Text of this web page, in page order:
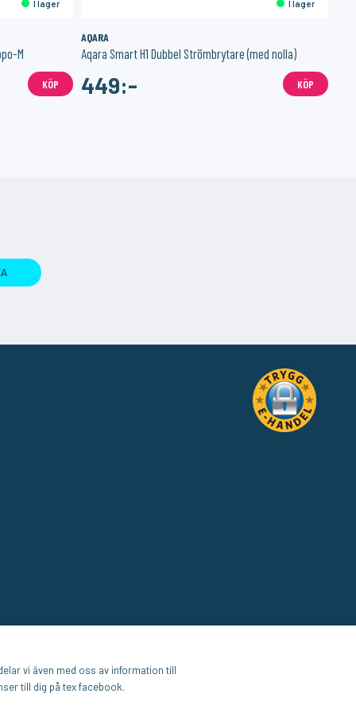
I lager
M
KÖP
I lager
AQARA
Aqara Smart H1 Dubbel Strömbrytare (med nolla)
449:- KÖP
vi även med oss av information till
till dig på tex facebook.